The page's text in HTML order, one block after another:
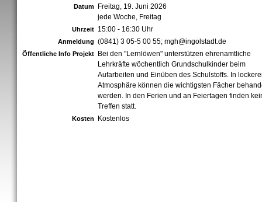
Datum
Freitag, 19. Juni 2026
jede Woche, Freitag
Uhrzeit 15:00 - 16:30 Uhr
Anmeldung (0841) 3 05-5 00 55; mgh@ingolstadt.de
Öffentliche Info Projekt
Bei den "Lernlöwen" unterstützen ehrenamtliche
Lehrkräfte wöchentlich Grundschulkinder beim
Aufarbeiten und Einüben des Schulstoffs. In
Atmosphäre können die wichtigsten Fächer
werden. In den Ferien und an Feiertagen finden
Treffen statt.
Kosten Kostenlos